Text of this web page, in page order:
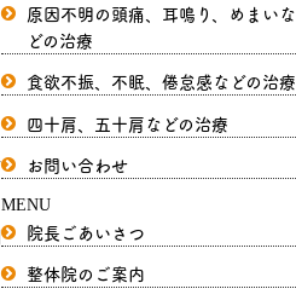
原因不明の頭痛、耳鳴り、めまいな
どの治療
食欲不振、不眠、倦怠感などの治療
四十肩、五十肩などの治療
お問い合わせ
MENU
院長ごあいさつ
整体院のご案内